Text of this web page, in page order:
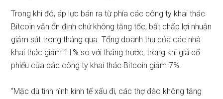
Trong khi đó, áp lực bán ra từ phía các công ty khai thác
Bitcoin vẫn ổn định chứ không tăng tốc, bất chấp lợi nhuận
giảm sút trong tháng qua. Tổng doanh thu của các nhà
khai thác giảm 11% so với tháng trước, trong khi giá cổ
phiếu của các công ty khai thác Bitcoin giảm 7%.
“Mặc dù tình hình kinh tế xấu đi, các thợ đào không tăng